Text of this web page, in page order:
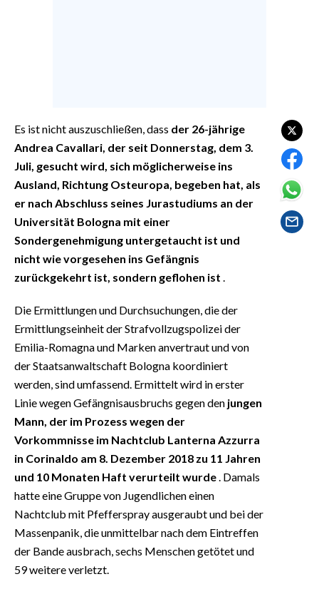
INFO AZIENDE
ABBONATI
ANNUNCI
NECROLOGI
SPIAGGE
STORE
Es ist nicht auszuschließen, dass der 26-jährige
Andrea Cavallari, der seit Donnerstag, dem 3.
Juli, gesucht wird, sich möglicherweise ins
Ausland, Richtung Osteuropa, begeben hat, als
er nach Abschluss seines Jurastudiums an der
Universität Bologna mit einer
Sondergenehmigung untergetaucht ist und
nicht wie vorgesehen ins Gefängnis
zurückgekehrt ist, sondern geflohen ist
Die Ermittlungen und Durchsuchungen, die der
Ermittlungseinheit der Strafvollzugspolizei der
Emilia-Romagna und Marken anvertraut und von
der Staatsanwaltschaft Bologna koordiniert
werden, sind umfassend. Ermittelt wird in erster
Linie wegen Gefängnisausbruchs gegen den jungen
Mann, der im Prozess wegen der
Vorkommnisse im Nachtclub Lanterna Azzurra
in Corinaldo am 8. Dezember 2018 zu 11 Jahren
und 10 Monaten Haft verurteilt wurde . Damals
hatte eine Gruppe von Jugendlichen einen
Nachtclub mit Pfefferspray ausgeraubt und bei der
Massenpanik, die unmittelbar nach dem Eintreffen
der Bande ausbrach, sechs Menschen getötet und
59 weitere verletzt.